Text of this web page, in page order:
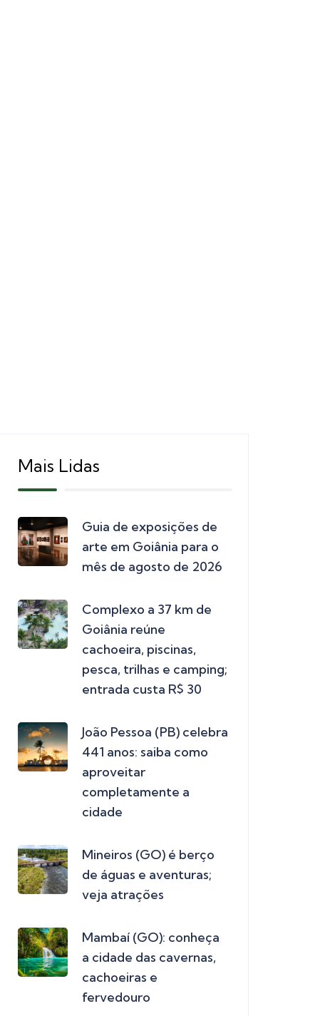
Mais Lidas
Guia de exposições de
arte em Goiânia para o
mês de agosto de 2026
Complexo a 37 km de
Goiânia reúne
cachoeira, piscinas,
pesca, trilhas e camping;
entrada custa R$ 30
João Pessoa (PB) celebra
441 anos: saiba como
aproveitar
completamente a
cidade
Mineiros (GO) é berço
de águas e aventuras;
veja atrações
Mambaí (GO): conheça
a cidade das cavernas,
cachoeiras e
fervedouro